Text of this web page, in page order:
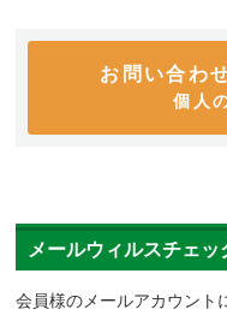
お問い合わ
個人
メールウィルスチェッ
会員様のメールアカウント